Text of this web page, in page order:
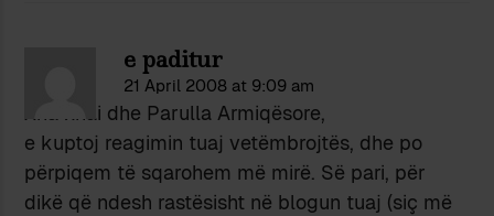
e paditur
21 April 2008 at 9:09 am
Xha xhai dhe Parulla Armiqësore,
e kuptoj reagimin tuaj vetëmbrojtës, dhe po
përpiqem të sqarohem më mirë. Së pari, për
dikë që ndesh rastësisht në blogun tuaj (siç më